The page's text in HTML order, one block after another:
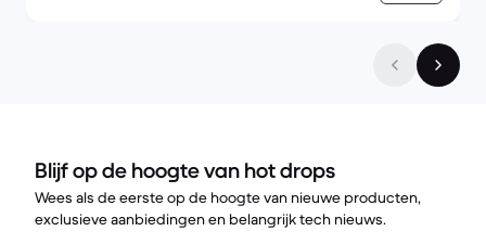
Blijf op de hoogte van hot drops
Wees als de eerste op de hoogte van nieuwe producten,
exclusieve aanbiedingen en belangrijk tech nieuws.